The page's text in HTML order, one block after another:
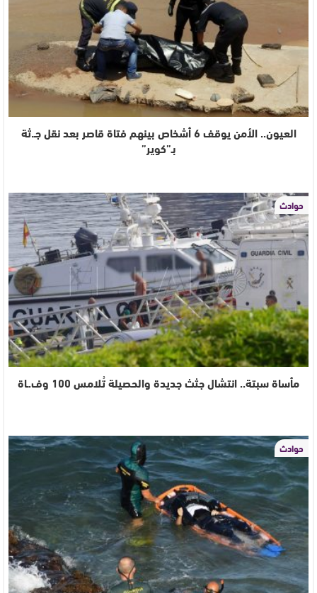
العيون.. الأمن يوقف 6 أشخاص بينهم فتاة قاصر بعد نقل جـ.ثة
بـ”كوير”
حوادث
مأساة سبتة.. انتشال جثث جديدة والحصيلة تُلامس 100 وف.ـاة
حوادث